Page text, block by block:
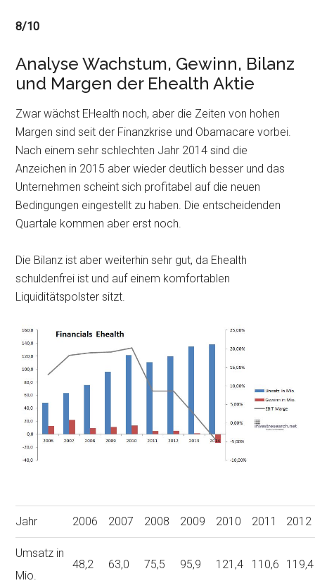
8/10
Analyse Wachstum, Gewinn, Bilanz
und Margen der Ehealth Aktie
Zwar wächst EHealth noch, aber die Zeiten von hohen
Margen sind seit der Finanzkrise und Obamacare vorbei.
Nach einem sehr schlechten Jahr 2014 sind die
Anzeichen in 2015 aber wieder deutlich besser und das
Unternehmen scheint sich profitabel auf die neuen
Bedingungen eingestellt zu haben. Die entscheidenden
Quartale kommen aber erst noch.
Die Bilanz ist aber weiterhin sehr gut, da Ehealth
schuldenfrei ist und auf einem komfortablen
Liquiditätspolster sitzt.
Jahr 2006 2007 2008 2009 2010 2011 2012
Umsatz in
Mio.
48,2 63,0 75,5 95,9 121,4 110,6 119,4